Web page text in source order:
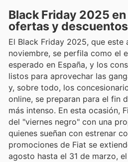
Black Friday 2025 en
ofertas y
El Black Friday 2025, que este
noviembre, se perfila como el
esperado en España, y los
listos para aprovechar las
y, sobre todo, los
online, se preparan para el fin
más intenso. En esta ocasión,
del "viernes negro" con una
quienes sueñan con estrenar
promociones de Fiat se
agosto hasta el 31 de marzo,